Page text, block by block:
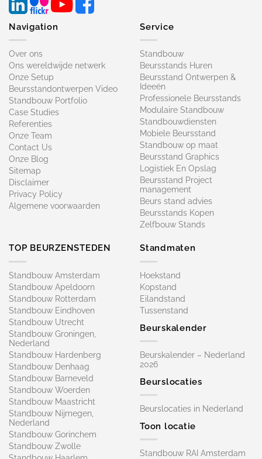
Navigation
Over ons
Ons wereldwijde netwerk
Onze Setup
Beursstandontwerpen Video
Standbouw Portfolio
Case Studies
Referenties
Onze Team
Contact Us
Onze Blog
Sitemap
Disclaimer
Privacy Policy
Algemene voorwaarden
Service
Standbouw
Beursstands Huren
Beursstand Ontwerpen &
Ideeën
Professionele Beursstands
Modulaire Standbouw
Standbouwdiensten
Mobiele Beursstand
Standbouw op maat​
Beursstand Graphics
Logistiek En Opslag
Beursstand Project
management
Beurs stand advies
Beursstands Kopen
Zelfbouw Stands
TOP BEURZENSTEDEN
Standbouw Amsterdam
Standbouw Apeldoorn
Standbouw Rotterdam
Standbouw Eindhoven
Standbouw Utrecht
Standbouw Groningen,
Nederland
Standbouw Hardenberg
Standbouw Denhaag
Standbouw Barneveld
Standbouw Woerden
Standbouw Maastricht
Standbouw Nijmegen,
Nederland
Standbouw Gorinchem
Standbouw Zwolle
Standmaten
Hoekstand
Kopstand
Eilandstand
Tussenstand
Beurskalender
Beurskalender – Nederland
2026
Beurslocaties
Beurslocaties in Nederland
Toon locatie
Standbouw RAI Amsterdam